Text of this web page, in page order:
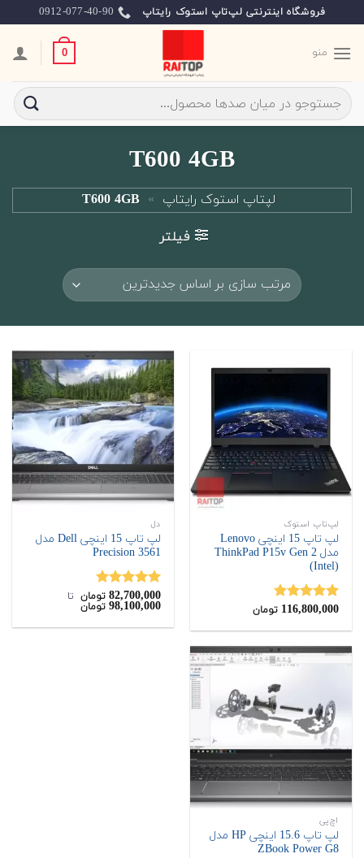
to
content
فروشگاه اینترنتی لپ‌تاپ استوک رایتاپ 0912-077-40-90
منو 0
جستجو
برای:
T600 4GB
لپتاپ استوک رایتاپ »
T600 4GB
فیلتر
لپ‌تاپ استوک
لپ تاپ 15 اینچی Lenovo
مدل ThinkPad P15v Gen 2
(Intel)
نمره5.00
116,800,000 تومان
دل
لپ تاپ 15 اینچی Dell مدل
Precision 3561
نمره5.00
از 5
82,700,000 تومان ‌ تا ‌
98,100,000 تومان
اچ‌پی
لپ تاپ 15.6 اینچی HP مدل
ZBook Power G8